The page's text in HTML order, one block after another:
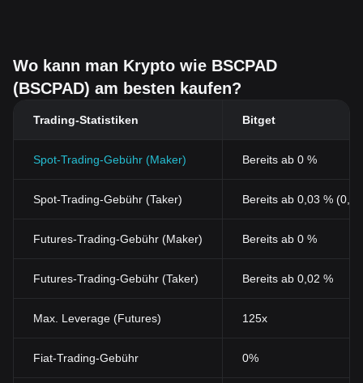
Wo kann man Krypto wie BSCPAD
(BSCPAD) am besten kaufen?
Trading-Statistiken Bitget
Spot-Trading-Gebühr (Maker) Bereits ab 0 %
Spot-Trading-Gebühr (Taker) Bereits ab 0,03 %
Futures-Trading-Gebühr (Maker) Bereits ab 0 %
Futures-Trading-Gebühr (Taker) Bereits ab 0,02 %
Max. Leverage (Futures) 125x
Fiat-Trading-Gebühr 0%